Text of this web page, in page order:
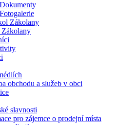
Dokumenty
Fotogalerie
Zákolany
Zákolany
obchodu a služeb v obci
slavnosti
pro zájemce o prodejní místa